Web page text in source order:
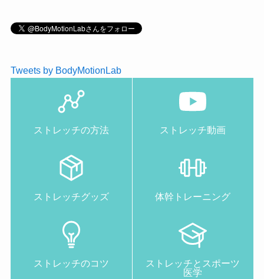
Tweets by BodyMotionLab
ストレッチの方法 ストレッチ動画
ストレッチグッズ 体幹トレーニング
ストレッチのコツ
ストレッチとスポーツ
医学